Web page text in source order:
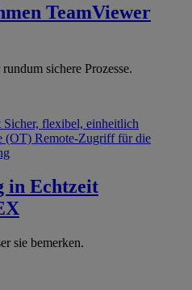
TeamViewer
sichere Prozesse.
Sicher, flexibel, einheitlich
(OT) Remote-Zugriff für die
in Echtzeit
sie bemerken.